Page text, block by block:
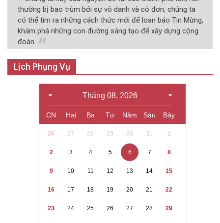
thường bị bao trùm bởi sự vô danh và cô đơn, chúng ta
có thể tìm ra những cách thức mới để loan báo Tin Mừng,
khám phá những con đường sáng tạo để xây dựng cộng
đoàn.
Lịch Phụng Vụ
Tháng 08, 2026
CN Hai Ba Tư Năm Sáu Bảy
26 27 28 29 30 31 1
2 3 4 5 6 7 8
9 10 11 12 13 14 15
16 17 18 19 20 21 22
23 24 25 26 27 28 29